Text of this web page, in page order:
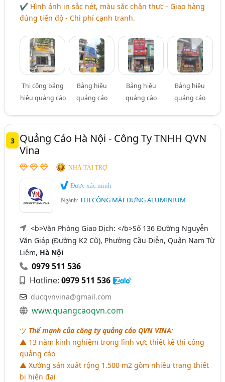
✔ Hình ảnh in sắc nét, màu sắc chân thực - Giao hàng
đúng tiến độ - Chi phí cạnh tranh.
Thi công bảng
hiệu quảng cáo
Bảng hiệu
quảng cáo
Bảng hiệu
quảng cáo
Bảng hiệu
quảng cáo
3
Quảng Cáo Hà Nội - Công Ty TNHH QVN
Vina
NHÀ TÀI TRỢ
Được xác minh
Ngành:THI CÔNG MẶT DỰNG ALUMINIUM
<b>Văn Phòng Giao Dịch: </b>Số 136 Đường Nguyễn
Văn Giáp (Đường K2 Cũ), Phường Cầu Diễn, Quận Nam Từ
Liêm, Hà Nội
0979 511 536
Hotline:0979 511 536
ducqvnvina@gmail.com
www.quangcaoqvn.com
ツ Thế mạnh của công ty quảng cáo QVN VINA:
▲ 13 năm kinh nghiệm trong lĩnh vực thiết kế thi công
quảng cáo
▲ Xưởng sản xuất rộng 1.500 m2 gồm nhiều trang thiết
bị hiện đại